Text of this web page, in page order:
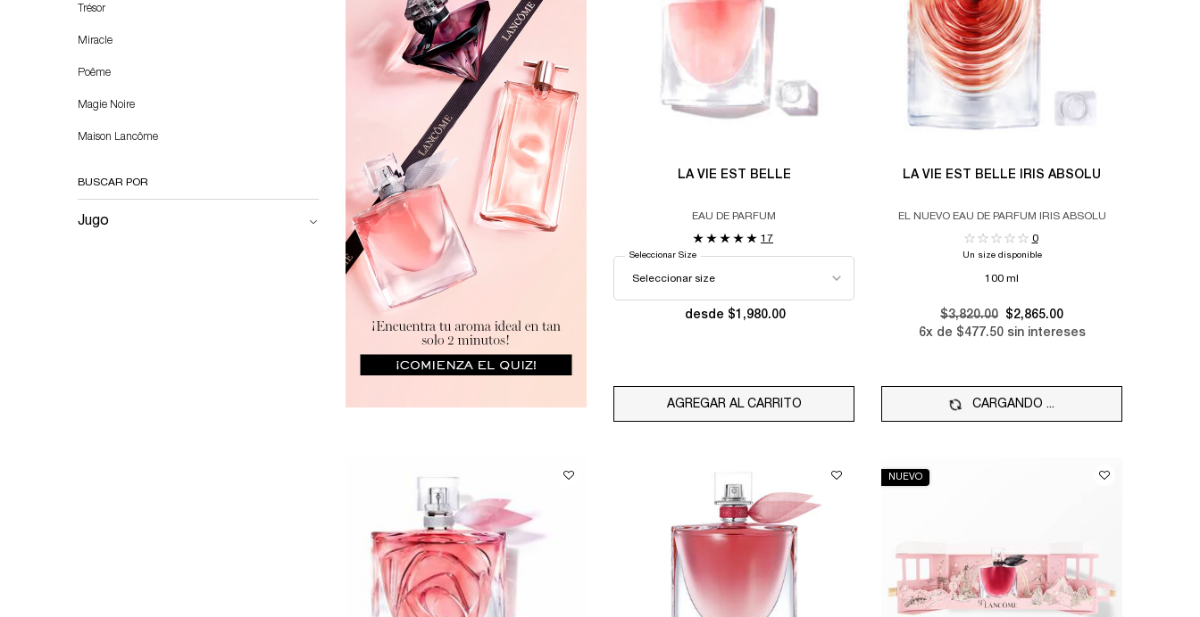
Trésor
Miracle
Poême
Magie Noire
Maison Lancôme
BUSCAR POR
Jugo
LA VIE EST BELLE
EAU DE PARFUM
17
Seleccionar Size
desde $1,980.00
AGREGAR AL CARRITO
LA VIE EST BELLE IRIS ABSOLU
EL NUEVO EAU DE PARFUM IRIS ABSOLU
0
Un size disponible
100 ml
Old price
$3,820.00 New price
$2,865.00
6x de $477.50sin intereses
CARGANDO ...
NUEVO